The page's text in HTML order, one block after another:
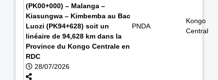
(PK00+000) – Malanga –
Kiasungwa – Kimbemba au Bac
Luozi (PK94+628) soit un
linéaire de 94,628 km dans la
Province du Kongo Centrale en
RDC
28/07/2026
PNDA
Kongo
Central